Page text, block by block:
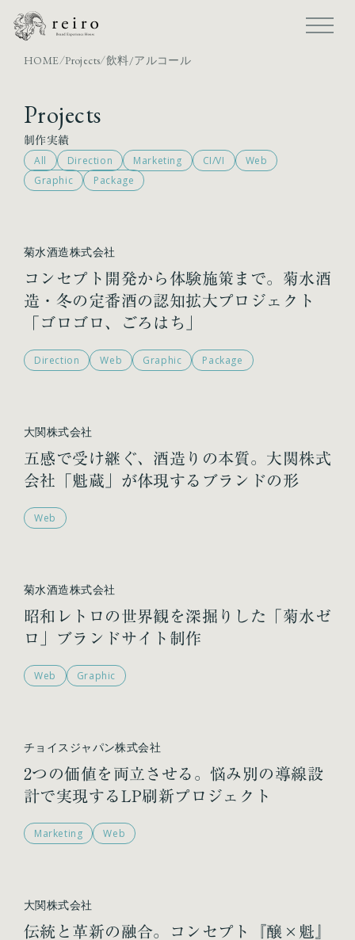
HOME/Projects/飲料/アルコール
Projects
制作実績
All Direction Marketing CI/VI
Web
Graphic
Package
菊水酒造株式会社
コンセプト開発から体験施策まで。菊水酒
造・冬の定番酒の認知拡大プロジェクト
「ゴロゴロ、ごろはち」
Direction Web Graphic Package
大関株式会社
五感で受け継ぐ、酒造りの本質。大関株式
会社「魁蔵」が体現するブランドの形
Web
菊水酒造株式会社
昭和レトロの世界観を深掘りした「菊水ゼ
ロ」ブランドサイト制作
Web Graphic
チョイスジャパン株式会社
2つの価値を両立させる。悩み別の導線設
計で実現するLP刷新プロジェクト
Marketing Web
大関株式会社
伝統と革新の融合。コンセプト『醸×魁』